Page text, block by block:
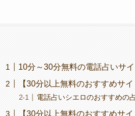
10分～30分無料の電話占いサ
【30分以上無料のおすすめサ
電話占いシエロのおすすめの
【30分以上無料のおすすめサ